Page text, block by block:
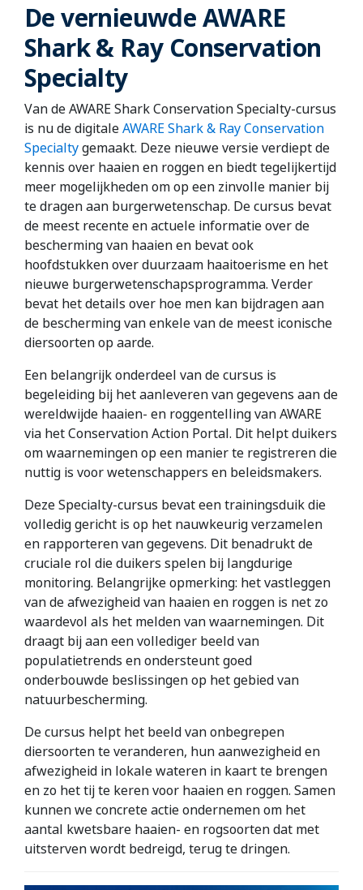
De vernieuwde AWARE
Shark & Ray Conservation
Specialty
Van de AWARE Shark Conservation Specialty-cursus
is nu de digitaleAWARE Shark & Ray Conservation
Specialtygemaakt. Deze nieuwe versie verdiept de
kennis over haaien en roggen en biedt tegelijkertijd
meer mogelijkheden om op een zinvolle manier bij
te dragen aan burgerwetenschap. De cursus bevat
de meest recente en actuele informatie over de
bescherming van haaien en bevat ook
hoofdstukken over duurzaam haaitoerisme en het
nieuwe burgerwetenschapsprogramma. Verder
bevat het details over hoe men kan bijdragen aan
de bescherming van enkele van de meest iconische
diersoorten op aarde.
Een belangrijk onderdeel van de cursus is
begeleiding bij het aanleveren van gegevens aan de
wereldwijde haaien- en roggentelling van AWARE
via het Conservation Action Portal. Dit helpt duikers
om waarnemingen op een manier te registreren die
nuttig is voor wetenschappers en beleidsmakers.
Deze Specialty-cursus bevat een trainingsduik die
volledig gericht is op het nauwkeurig verzamelen
en rapporteren van gegevens. Dit benadrukt de
cruciale rol die duikers spelen bij langdurige
monitoring. Belangrijke opmerking: het vastleggen
van de afwezigheid van haaien en roggen is net zo
waardevol als het melden van waarnemingen. Dit
draagt bij aan een vollediger beeld van
populatietrends en ondersteunt goed
onderbouwde beslissingen op het gebied van
natuurbescherming.
De cursus helpt het beeld van onbegrepen
diersoorten te veranderen, hun aanwezigheid en
afwezigheid in lokale wateren in kaart te brengen
en zo het tij te keren voor haaien en roggen. Samen
kunnen we concrete actie ondernemen om het
aantal kwetsbare haaien- en rogsoorten dat met
uitsterven wordt bedreigd, terug te dringen.